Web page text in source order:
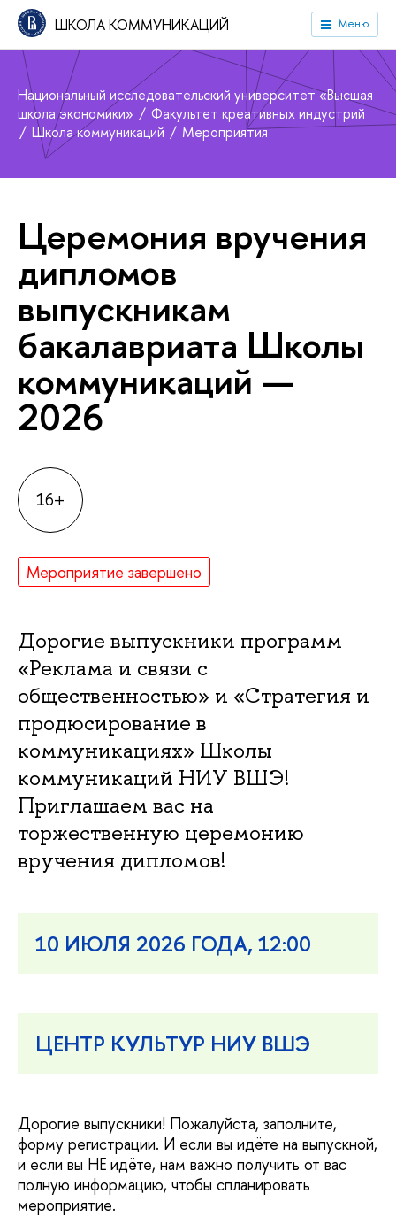
ШКОЛА КОММУНИКАЦИЙ Меню
Национальный исследовательский университет «Высшая
школа экономики»
Факультет креативных индустрий
Школа коммуникаций
Мероприятия
Церемония вручения
дипломо
ыпускникам
акалавриата Школы
коммуникаций —
2026
16+
Мероприятие завершено
Дорогие выпускники программ
«Реклама и связи с
общественностью» и «Стратегия и
продюсирование
коммуникациях» Школы
коммуникаций НИУ ВШЭ!
Приглашаем вас на
торжественную церемонию
ручения дипломов!
10 ИЮЛЯ 2026 ГОДА, 12:00
ЦЕНТР КУЛЬТУР НИУ ВШЭ
Дорогие выпускники! Пожалуйста, заполните,
форму регистрации. И если вы идёте на выпускной,
и если вы НЕ идёте, нам важно получить от вас
полную информацию, чтобы спланировать
мероприятие.